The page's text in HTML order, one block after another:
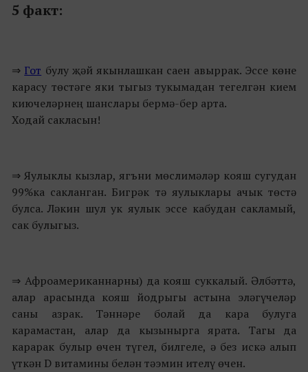
5 факт:
⇒ Гот булу җәй якынлашкан саен авыррак. Эссе көне
карасу төстәге яки тыгыз тукымадан тегелгән кием
киючеләрнең шанслары бермә-бер арта.
Ходай сакласын!
⇒ Яулыклы кызлар, ягъни мөслимәләр кояш сугудан
99%ка сакланган. Бигрәк тә яулыклары ачык төстә
булса. Ләкин шул ук яулык эссе кабудан сакламый,
сак булыгыз.
⇒ Афроамериканнарны) да кояш суккалый. Әлбәттә,
алар арасында кояш йодрыгы астына эләгүчеләр
саны азрак. Тәннәре болай да кара булуга
карамастан, алар да кызынырга ярата. Тагы да
карарак булыр өчен түгел, билгеле, ә без искә алып
үткән D витамины белән тәэмин ителү өчен.